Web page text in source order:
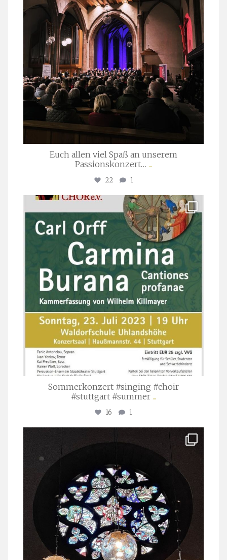
Euch allen viel Spaß an unserem
Passionskonzert… ...
22 1
stuttgarter_oratorienchor
Juli 22
Sommerkonzert #singing #choir
#stuttgart #summer ...
16 1
Apr. 1